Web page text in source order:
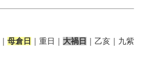
母倉日 ｜重日｜ 大禍日
｜乙亥｜九紫